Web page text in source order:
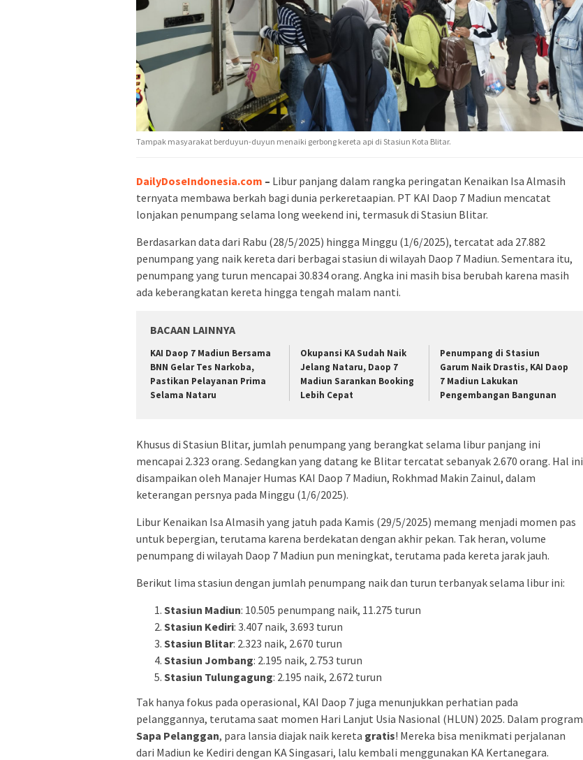
Tampak masyarakat berduyun-duyun menaiki gerbong kereta api di Stasiun Kota Blitar.
DailyDoseIndonesia.com – Libur panjang dalam rangka peringatan Kenaikan Isa Almasih
ternyata membawa berkah bagi dunia perkeretaapian. PT KAI Daop 7 Madiun mencatat
lonjakan penumpang selama long weekend ini, termasuk di Stasiun Blitar.
Berdasarkan data dari Rabu (28/5/2025) hingga Minggu (1/6/2025), tercatat ada 27.882
penumpang yang naik kereta dari berbagai stasiun di wilayah Daop 7 Madiun. Sementara itu,
penumpang yang turun mencapai 30.834 orang. Angka ini masih bisa berubah karena masih
ada keberangkatan kereta hingga tengah malam nanti.
BACAAN LAINNYA
KAI Daop 7 Madiun Bersama
BNN Gelar Tes Narkoba,
Pastikan Pelayanan Prima
Selama Nataru
Okupansi KA Sudah Naik
Jelang Nataru, Daop 7
Madiun Sarankan Booking
Lebih Cepat
Penumpang di Stasiun
Garum Naik Drastis, KAI Daop
7 Madiun Lakukan
Pengembangan Bangunan
Khusus di Stasiun Blitar, jumlah penumpang yang berangkat selama libur panjang ini
mencapai 2.323 orang. Sedangkan yang datang ke Blitar tercatat sebanyak 2.670 orang. Hal ini
disampaikan oleh Manajer Humas KAI Daop 7 Madiun, Rokhmad Makin Zainul, dalam
keterangan persnya pada Minggu (1/6/2025).
Libur Kenaikan Isa Almasih yang jatuh pada Kamis (29/5/2025) memang menjadi momen pas
untuk bepergian, terutama karena berdekatan dengan akhir pekan. Tak heran, volume
penumpang di wilayah Daop 7 Madiun pun meningkat, terutama pada kereta jarak jauh.
Berikut lima stasiun dengan jumlah penumpang naik dan turun terbanyak selama libur ini:
Stasiun Madiun: 10.505 penumpang naik, 11.275 turun
Stasiun Kediri: 3.407 naik, 3.693 turun
Stasiun Blitar: 2.323 naik, 2.670 turun
Stasiun Jombang: 2.195 naik, 2.753 turun
Stasiun Tulungagung: 2.195 naik, 2.672 turun
Tak hanya fokus pada operasional, KAI Daop 7 juga menunjukkan perhatian pada
pelanggannya, terutama saat momen Hari Lanjut Usia Nasional (HLUN) 2025. Dalam program
Sapa Pelanggan, para lansia diajak naik kereta gratis! Mereka bisa menikmati perjalanan
dari Madiun ke Kediri dengan KA Singasari, lalu kembali menggunakan KA Kertanegara.